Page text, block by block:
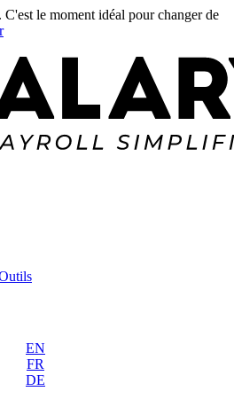
le moment idéal pour changer de
EN
FR
DE